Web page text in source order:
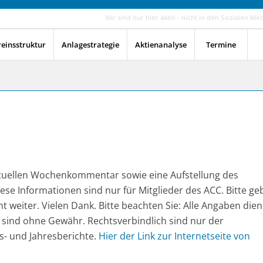
Wir sind nur hier aktiv - nicht in den Sozialen
Anlagestrategie Aktienanalyse Termine
Wochenkommentar sowie eine Aufstellung des
Informationen sind nur für Mitglieder des ACC. Bitte
Vielen Dank. Bitte beachten Sie: Alle Angaben
ohne Gewähr. Rechtsverbindlich sind nur der
und Jahresberichte. Hier der Link zur Internetseite von